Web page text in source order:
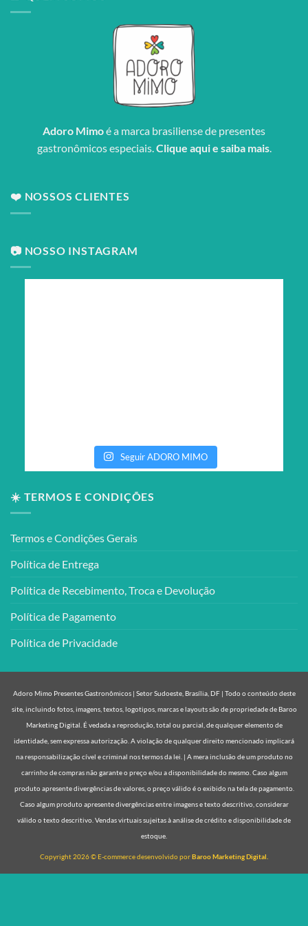
Adoro Mimoé a marca brasiliense de presentes
gastronômicos especiais.Clique aqui e saiba mais.
❤️ NOSSOS CLIENTES
📷 NOSSO INSTAGRAM
Seguir ADORO MIMO
☀️ TERMOS E CONDIÇÕES
Termos e Condições Gerais
Política de Entrega
Política de Recebimento, Troca e Devolução
Política de Pagamento
Política de Privacidade
Adoro Mimo Presentes Gastronômicos | Setor Sudoeste, Brasília, DF | Todo o conteúdo deste
site, incluindo fotos, imagens, textos, logotipos, marcas e layouts são de propriedade de Baroo
Marketing Digital. É vedada a reprodução, total ou parcial, de qualquer elemento de
identidade, sem expressa autorização. A violação de qualquer direito mencionado implicará
na responsabilização cível e criminal nos termos da lei. | A mera inclusão de um produto no
carrinho de compras não garante o preço e/ou a disponibilidade do mesmo. Caso algum
produto apresente divergências de valores, o preço válido é o exibido na tela de pagamento.
Caso algum produto apresente divergências entre imagens e texto descritivo, considerar
válido o texto descritivo. Vendas virtuais sujeitas à análise de crédito e disponibilidade de
estoque.
Copyright 2026 © E-commerce desenvolvido porBaroo Marketing Digital.